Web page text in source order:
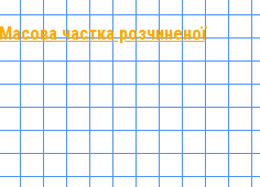
частка розчиненої